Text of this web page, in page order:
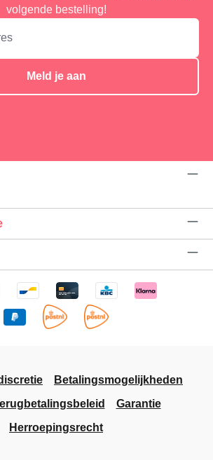
volgende bestelling!
Meld je aan
Betalingsmogelijkheden
Garantie
Herroepingsrecht